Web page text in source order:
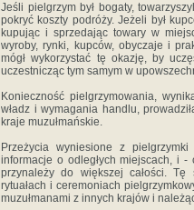
Jeśli pielgrzym był bogaty,
pokryć koszty podróży. Jeżeli był
kupując i sprzedając towary w
wyroby, rynki, kupców, obyczaje i
mógł wykorzystać tę okazję, by
uczestnicząc tym samym w
Konieczność pielgrzymowania,
władz i wymagania handlu,
kraje muzułmańskie.
Przeżycia wyniesione z
informacje o odległych miejscach, i
przynależy do większej całości. Tę
rytuałach i ceremoniach
muzułmanami z innych krajów i